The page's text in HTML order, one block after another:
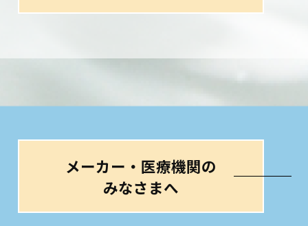
メーカー・医療機関の
みなさまへ